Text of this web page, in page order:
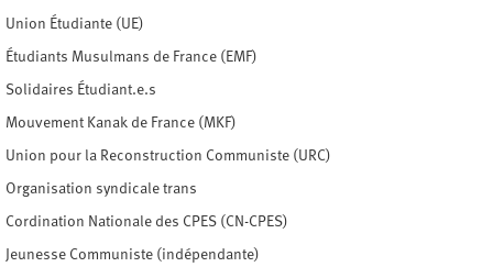
Union Étudiante (UE)
Étudiants Musulmans de France (EMF)
Solidaires Étudiant.e.s
Mouvement Kanak de France (MKF)
Union pour la Reconstruction Communiste (URC)
Organisation syndicale trans
Cordination Nationale des CPES (CN-CPES)
Jeunesse Communiste (indépendante)